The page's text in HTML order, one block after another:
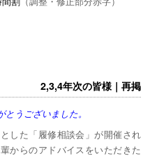
2,3,4年次の皆様｜再掲
うございました。
した「履修相談会」が開催され
からのアドバイスをいただきた